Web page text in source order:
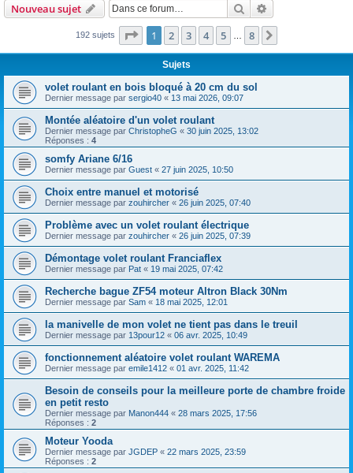
Nouveau sujet Rechercher
192 sujets Page 1sur8
1 2 3 4 5 8
Sujets
volet roulant en bois bloqué à 20 cm du sol
Dernier message par sergio40 « 13 mai 2026, 09:07
Montée aléatoire d'un volet roulant
Dernier message par ChristopheG « 30 juin 2025, 13:02
Réponses : 4
somfy Ariane 6/16
Dernier message par Guest « 27 juin 2025, 10:50
Choix entre manuel et motorisé
Dernier message par zouhircher « 26 juin 2025, 07:40
Problème avec un volet roulant électrique
Dernier message par zouhircher « 26 juin 2025, 07:39
Démontage volet roulant Franciaflex
Dernier message par Pat « 19 mai 2025, 07:42
Recherche bague ZF54 moteur Altron Black 30Nm
Dernier message par Sam « 18 mai 2025, 12:01
la manivelle de mon volet ne tient pas dans le treuil
Dernier message par 13pour12 « 06 avr. 2025, 10:49
fonctionnement aléatoire volet roulant WAREMA
Dernier message par emile1412 « 01 avr. 2025, 11:42
Besoin de conseils pour la meilleure porte de chambre froide
en petit resto
Dernier message par Manon444 « 28 mars 2025, 17:56
Réponses : 2
Moteur Yooda
Dernier message par JGDEP « 22 mars 2025, 23:59
Réponses : 2